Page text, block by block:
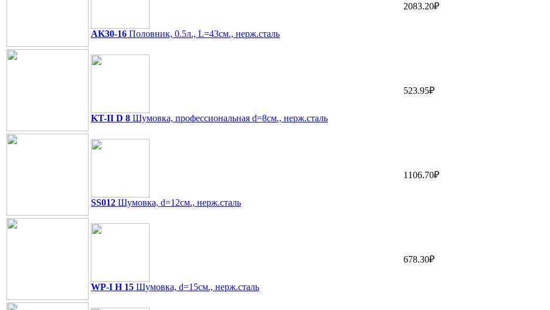
AK30-16 Половник, 0.5л., L=43см., нерж.сталь
2083.20₽
KT-II D 8 Шумовка, профессиональная d=8см., нерж.сталь
523.95₽
SS012 Шумовка, d=12см., нерж.сталь
1106.70₽
WP-I H 15 Шумовка, d=15см., нерж.сталь
678.30₽